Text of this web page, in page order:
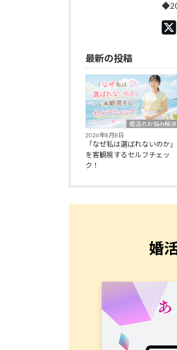
最新の投稿
婚活のお悩み解決
2026年8月8日
「なぜ私は選ばれないのか」
を客観視するセルフチェッ
ク！
婚